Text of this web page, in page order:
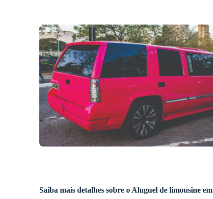
Saiba mais detalhes sobre o Aluguel de limousine em